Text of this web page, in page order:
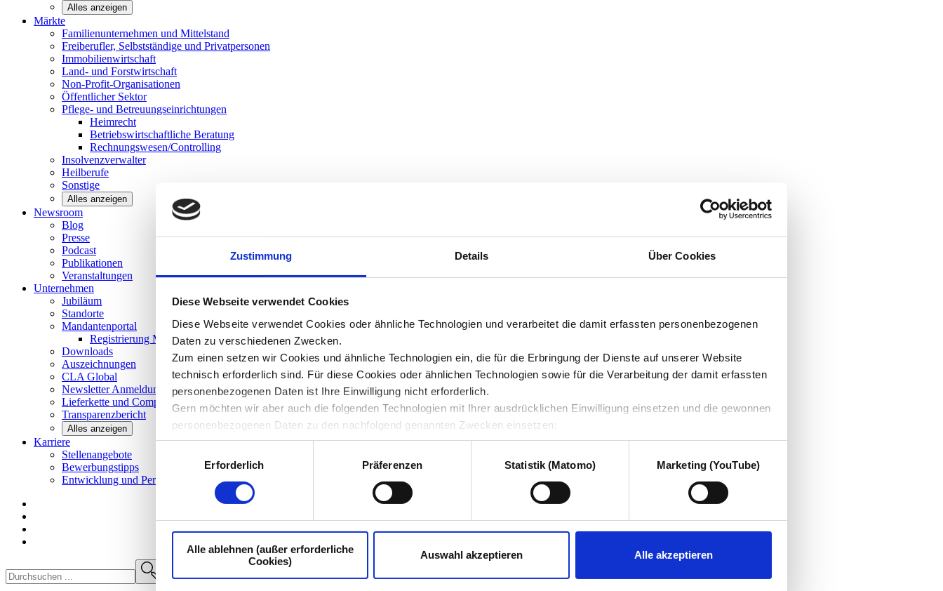
Zustimmung Details Über Cookies
Diese Webseite verwendet Cookies
Diese Webseite verwendet Cookies oder ähnliche Technologien und verarbeitet die damit erfassten personenbezogenen
Daten zu verschiedenen Zwecken.
Zum einen setzen wir Cookies und ähnliche Technologien ein, die für die Erbringung der Dienste auf unserer Website
technisch erforderlich sind. Für diese Cookies oder ähnlichen Technologien sowie für die Verarbeitung der damit erfassten
personenbezogenen Daten ist Ihre Einwilligung nicht erforderlich.
Gern möchten wir aber auch die folgenden Technologien mit Ihrer ausdrücklichen Einwilligung einsetzen und die gewonnen
personenbezogenen Daten zu den nachfolgend genannten Zwecken einsetzen:
Erforderlich
Präferenzen Statistik (Matomo) Marketing (YouTube)
Alle ablehnen (außer erforderliche
Cookies)
Auswahl akzeptieren Alle akzeptieren
Alles anzeigen
Märkte
Familienunternehmen und Mittelstand
Freiberufler, Selbstständige und Privatpersonen
Immobilienwirtschaft
Land- und Forstwirtschaft
Non-Profit-Organisationen
Öffentlicher Sektor
Pflege- und Betreuungseinrichtungen
Heimrecht
Betriebswirtschaftliche Beratung
Rechnungswesen/Controlling
Insolvenzverwalter
Heilberufe
Sonstige
Alles anzeigen
Newsroom
Blog
Presse
Podcast
Publikationen
Veranstaltungen
Unternehmen
Jubiläum
Standorte
Mandantenportal
Registrierung Mandantenportal
Downloads
Auszeichnungen
CLA Global
NewsletterAnmeldung
Lieferkette und Compliance
Transparenzbericht
Alles anzeigen
Karriere
Stellenangebote
Bewerbungstipps
Entwicklung und Perspektiven